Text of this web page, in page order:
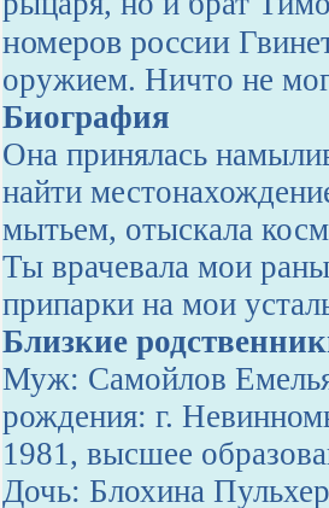
номеров россии
оружием. Ничто не
Биография
Она принялась
найти
мытьем, отыскала
Ты врачевала мои
припарки на мои
Близкие
Муж: Самойлов
рождения: г.
1981, высшее
Дочь: Блохина